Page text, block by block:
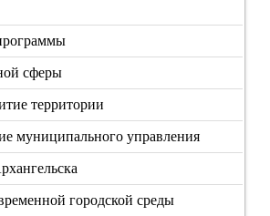
сферы
территории
муниципального управления
городской среды